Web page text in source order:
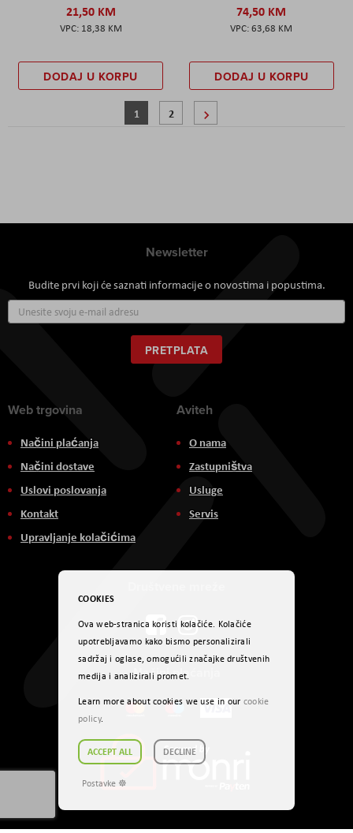
21,50 KM
18,38 KM
DODAJ U KORPU
74,50 KM
63,68 KM
DODAJ U KORPU
Stranica
Trenutno pregledavate stranicu
1 Stranica
2
Newsletter
Budite prvi koji će saznati informacije o novostima i popustima.
se
za
naš
newsletter:
PRETPLATA
Web trgovina
Načini plaćanja
Načini dostave
Uslovi poslovanja
Kontakt
Upravljanje kolačićima
Aviteh
O nama
Zastupništva
Usluge
Servis
Načini plaćanja
COOKIES
Ova web-stranica koristi kolačiće. Kolačiće
upotrebljavamo kako bismo personalizirali
sadržaj i oglase, omogućili značajke društvenih
medija i analizirali promet.
Learn more about cookies we use in our cookie
policy.
ACCEPT ALL DECLINE
Postavke ☸